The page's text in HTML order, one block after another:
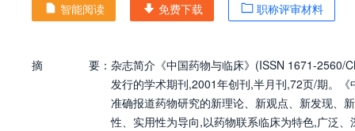
智能阅读 免费下载 职称评审材料
摘 要： 杂志简介《中国药物与临床》(ISSN 1671-2560/
发行的学术期刊,2001年创刊,半月刊,72页/期。
准确报道药物研究的新理论、新观点、新发现、
性、实用性为导向,以药物联系临床为特色,广泛